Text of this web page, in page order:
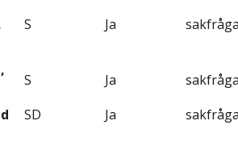
S Ja
S Ja
SD Ja